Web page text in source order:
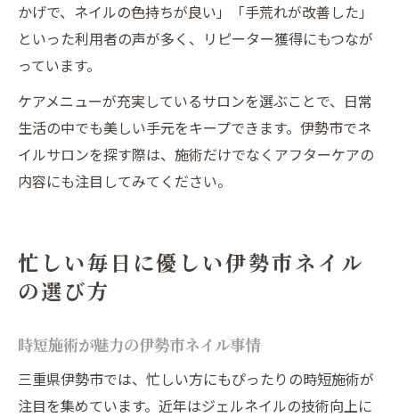
かげで、ネイルの色持ちが良い」「手荒れが改善した」
といった利用者の声が多く、リピーター獲得にもつなが
っています。
ケアメニューが充実しているサロンを選ぶことで、日常
生活の中でも美しい手元をキープできます。伊勢市でネ
イルサロンを探す際は、施術だけでなくアフターケアの
内容にも注目してみてください。
忙しい毎日に優しい伊勢市ネイル
の選び方
時短施術が魅力の伊勢市ネイル事情
三重県伊勢市では、忙しい方にもぴったりの時短施術が
注目を集めています。近年はジェルネイルの技術向上に